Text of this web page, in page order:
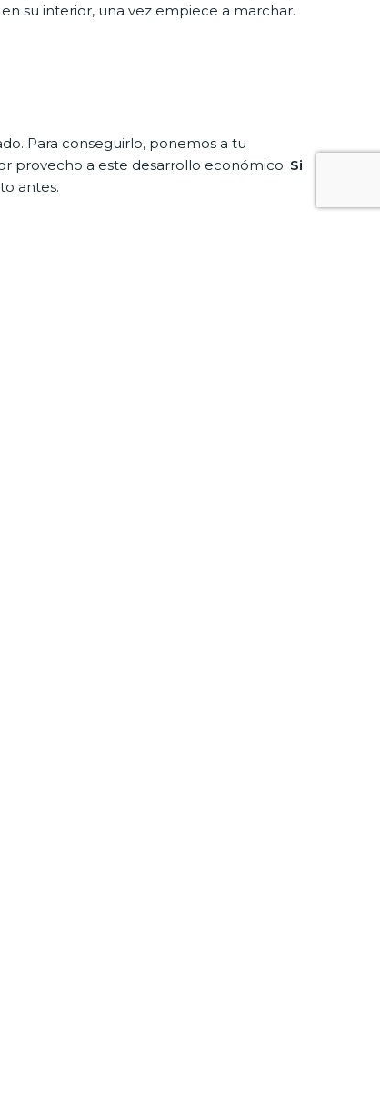
su interior, una vez empiece a marchar.
Para conseguirlo, ponemos a tu
provecho a este desarrollo económico. Si
antes.